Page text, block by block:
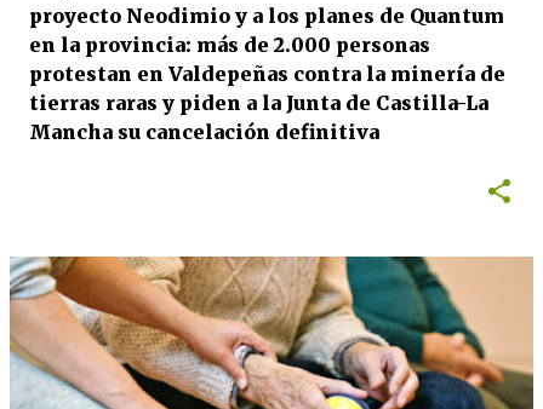
proyecto Neodimio y a los planes de Quantum
en la provincia: más de 2.000 personas
protestan en Valdepeñas contra la minería de
tierras raras y piden a la Junta de Castilla-La
Mancha su cancelación definitiva